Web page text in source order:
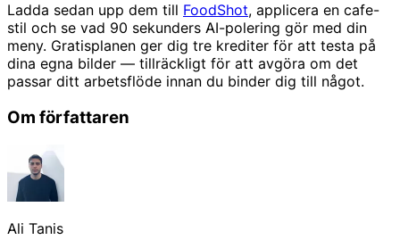
Ladda sedan upp dem till FoodShot, applicera en cafe-
stil och se vad 90 sekunders AI-polering gör med din
meny. Gratisplanen ger dig tre krediter för att testa på
dina egna bilder — tillräckligt för att avgöra om det
passar ditt arbetsflöde innan du binder dig till något.
Om författaren
Ali Tanis